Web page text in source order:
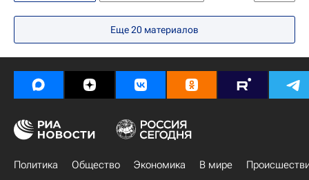
Мультимедийный спортивный пакет
Кубок России по гребле на байдарках и каноэ
Наталья Лобова
Еще20 материалов
Политика Общество Экономика В мире